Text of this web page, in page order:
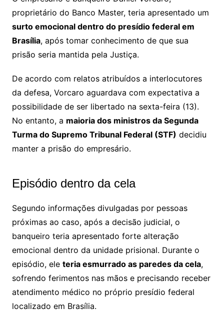
proprietário do Banco Master, teria apresentado um
surto emocional dentro do presídio federal em
Brasília, após tomar conhecimento de que sua
prisão seria mantida pela Justiça.
De acordo com relatos atribuídos a interlocutores
da defesa, Vorcaro aguardava com expectativa a
possibilidade de ser libertado na sexta-feira (13).
No entanto, a maioria dos ministros da Segunda
Turma do Supremo Tribunal Federal (STF) decidiu
manter a prisão do empresário.
Episódio dentro da cela
Segundo informações divulgadas por pessoas
próximas ao caso, após a decisão judicial, o
banqueiro teria apresentado forte alteração
emocional dentro da unidade prisional. Durante o
episódio, ele teria esmurrado as paredes da cela,
sofrendo ferimentos nas mãos e precisando receber
atendimento médico no próprio presídio federal
localizado em Brasília.